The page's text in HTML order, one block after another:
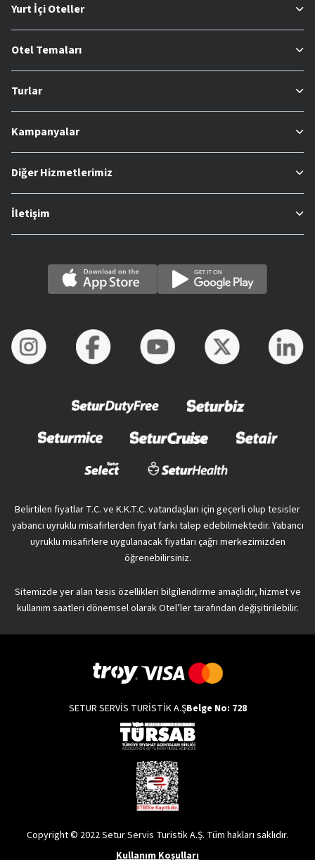
Yurt İçi Oteller
Otel Temaları
Turlar
Kampanyalar
Diğer Hizmetlerimiz
İletişim
Belirtilen fiyatlar T.C. ve K.K.T.C. vatandaşları için geçerli olup tesisler
yabancı uyruklu misafirlerden fiyat farkı talep edebilmektedir. Yabancı
uyruklu misafirlere uygulanacak fiyatları çağrı merkezimizden
öğrenebilirsiniz.
Sitemizde yer alan tesis özellikleri bilgilendirme amaçlıdır, hizmet ve
kullanım saatleri dönemsel olarak Otel’ler tarafından değişitirilebilir.
SETUR SERVİS TURİSTİK A.ŞBelge No: 728
Copyright © 2022 Setur Servis Turistik A.Ş. Tüm hakları saklıdır.
Kullanım Koşulları